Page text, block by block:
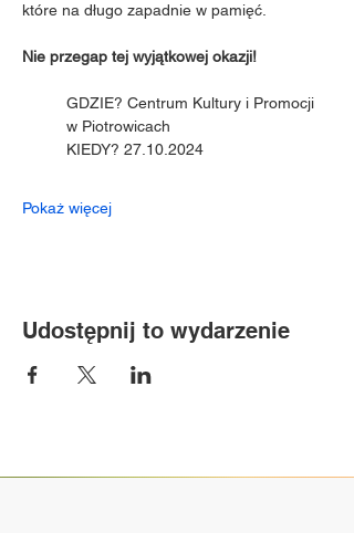
które na długo zapadnie w pamięć.
Nie przegap tej wyjątkowej okazji!
GDZIE? Centrum Kultury i Promocji
w Piotrowicach
KIEDY? 27.10.2024
Pokaż więcej
Udostępnij to wydarzenie